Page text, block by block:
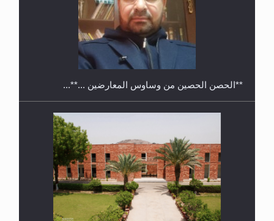
ندوة حول نظام الوصية في الجماعة الأحمدية في
شيتاغونغ – بنغلاديش
متطلَّبات التّحريك الجديد...